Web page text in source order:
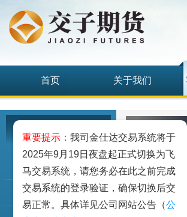
首页 关于我们
我要开户
期权仿真 【大商所
重要提示： 我司金仕达交易系统将于
2025年9月19日夜盘起正式切换为飞
马交易系统，请您务必在此之前完成
交易系统的登录验证，确保切换后交
易正常。具体详见公司网站公告（公